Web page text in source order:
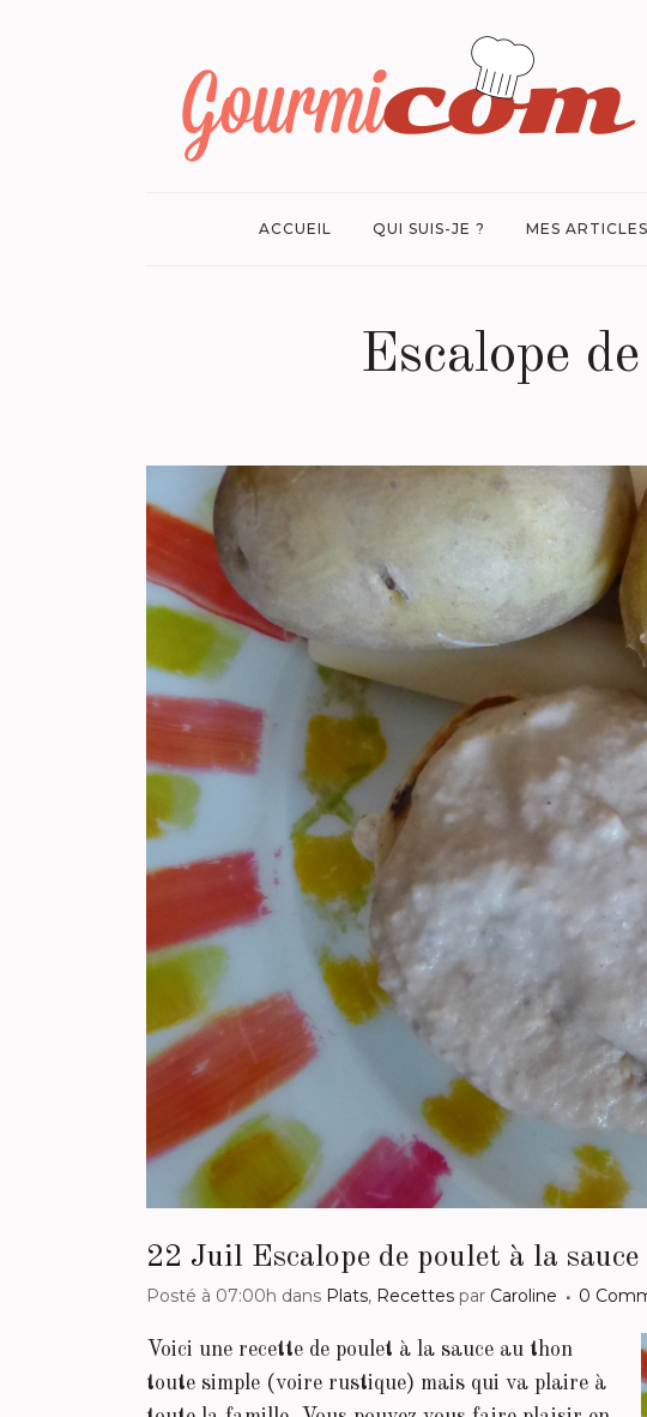
ACCUEIL QUI SUIS-JE ? MES ARTICLES
Escalope
22 Juil Escalope de poulet à la
Posté à 07:00h dans Plats, Recettes par Caroline 0
Voici une recette de poulet à la sauce au thon
toute simple (voire rustique) mais qui va plaire à